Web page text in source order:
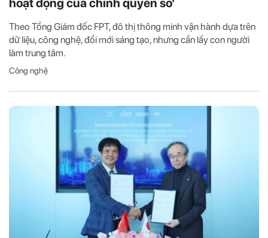
hoạt động của chính quyền số’
Theo Tổng Giám đốc FPT, đô thị thông minh vận hành dựa trên
dữ liệu, công nghệ, đổi mới sáng tạo, nhưng cần lấy con người
làm trung tâm.
Công nghệ